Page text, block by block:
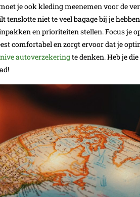
je ook kleding meenemen voor de
niet te veel bagage bij je
en prioriteiten stellen. Focus je
comfortabel en zorgt ervoor dat je
autoverzekeringte denken. Heb je